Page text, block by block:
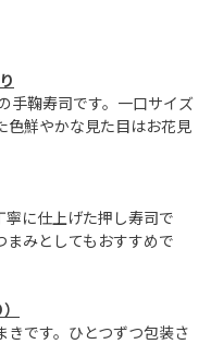
手鞠寿司です。一口サイズ
色鮮やかな見た目はお花見
寧に仕上げた押し寿司で
まみとしてもおすすめで
です。ひとつずつ包装さ